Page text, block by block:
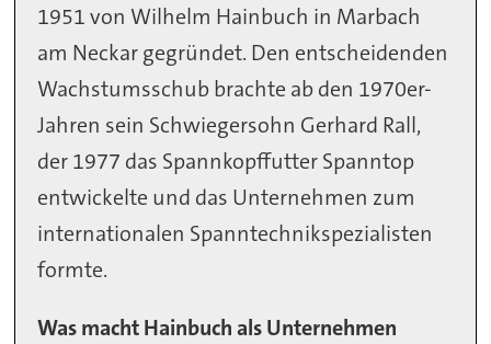
1951 von Wilhelm Hainbuch in Marbach
am Neckar gegründet. Den entscheidenden
Wachstumsschub brachte ab den 1970er-
Jahren sein Schwiegersohn Gerhard Rall,
der 1977 das Spannkopffutter Spanntop
entwickelte und das Unternehmen zum
internationalen Spanntechnikspezialisten
formte.
Was macht Hainbuch als Unternehmen